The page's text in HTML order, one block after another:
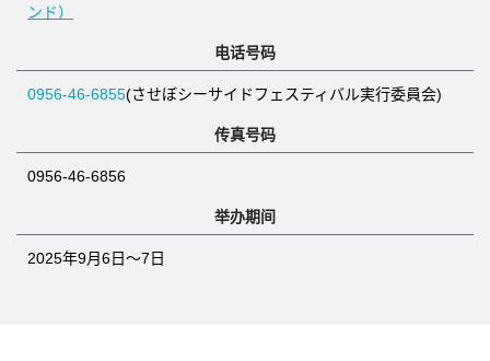
ンド）
电话号码
0956-46-6855(させぼシーサイドフェスティバル実行委員会)
传真号码
0956-46-6856
举办期间
2025年9月6日～7日